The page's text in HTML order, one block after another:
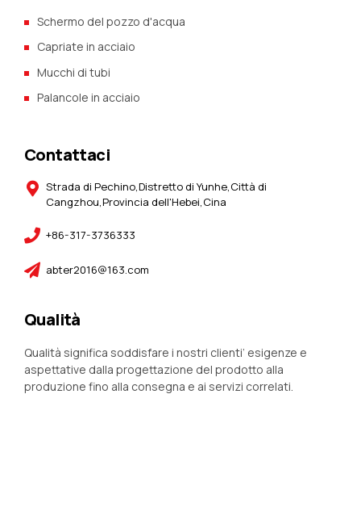
Schermo del pozzo d'acqua
Capriate in acciaio
Mucchi di tubi
Palancole in acciaio
Contattaci
Strada di Pechino,Distretto di Yunhe,Città di
Cangzhou,Provincia dell'Hebei,Cina
+86-317-3736333
abter2016@163.com
Qualità
Qualità significa soddisfare i nostri clienti’ esigenze e
aspettative dalla progettazione del prodotto alla
produzione fino alla consegna e ai servizi correlati.